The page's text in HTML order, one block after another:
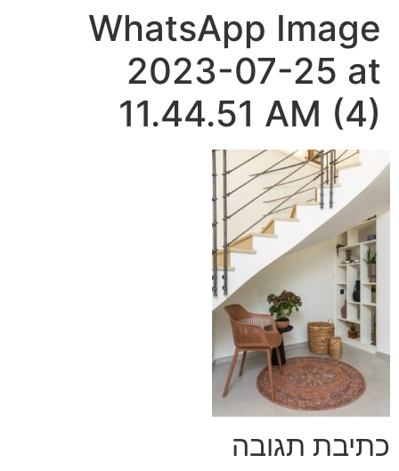
WhatsApp Image
2023-07-25 at
11.44.51 AM (4)
כתיבת תגובה